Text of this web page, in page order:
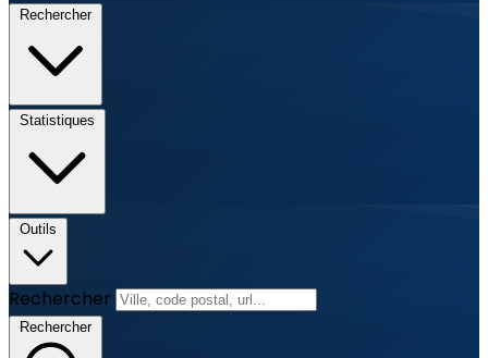
Rechercher
Statistiques
Outils
Rechercher
Rechercher